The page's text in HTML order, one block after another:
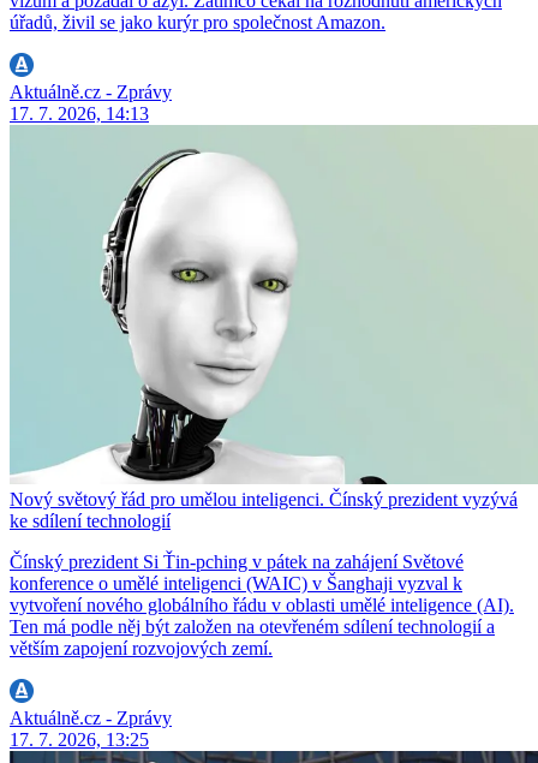
úřadů, živil se jako kurýr pro společnost Amazon.
Aktuálně.cz - Zprávy
17. 7. 2026, 14:13
Nový světový řád pro umělou inteligenci. Čínský prezident vyzývá
ke sdílení technologií
Čínský prezident Si Ťin-pching v pátek na zahájení Světové
konference o umělé inteligenci (WAIC) v Šanghaji vyzval k
vytvoření nového globálního řádu v oblasti umělé inteligence (AI).
Ten má podle něj být založen na otevřeném sdílení technologií a
větším zapojení rozvojových zemí.
Aktuálně.cz - Zprávy
17. 7. 2026, 13:25